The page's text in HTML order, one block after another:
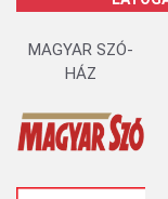
MAGYAR SZÓ-
HÁZ